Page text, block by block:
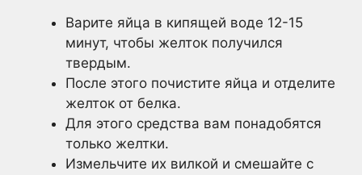
Варите яйца в кипящей воде 12-15
минут, чтобы желток получился
твердым.
После этого почистите яйца и отделите
желток от белка.
Для этого средства вам понадобятся
только желтки.
Измельчите их вилкой и смешайте с